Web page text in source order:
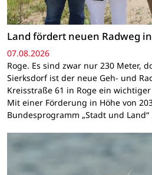
Land fördert neuen Radweg
07.08.2026
Roge. Es sind zwar nur 230 Meter,
Sierksdorf ist der neue Geh- und
Kreisstraße 61 in Roge ein
Mit einer Förderung in Höhe von
Bundesprogramm „Stadt und